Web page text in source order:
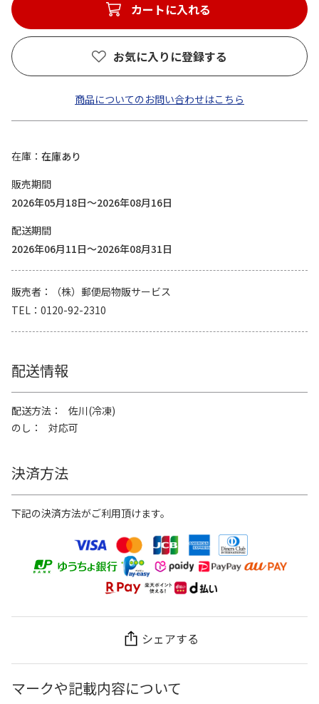
カートに入れる
お気に入りに登録する
商品についてのお問い合わせはこちら
在庫
在庫あり
販売期間
2026年05月18日～2026年08月16日
配送期間
2026年06月11日～2026年08月31日
販売者
（株）郵便局物販サービス
TEL
0120-92-2310
配送情報
配送方法
佐川(冷凍)
のし
対応可
決済方法
下記の決済方法がご利用頂けます。
シェアする
マークや記載内容について